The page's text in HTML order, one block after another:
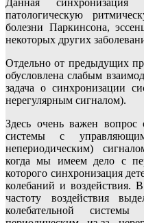
Данная синхронизация
патологическую
болезни Паркинсона,
некоторых других
Отдельно от предыдущих
обусловлена слабым
задача о синхронизации
нерегулярным сигналом).
Здесь очень важен вопрос
системы с
непериодическим)
когда мы имеем дело с
которого синхронизация
колебаний и воздействия.
частоту воздействия
колебательной